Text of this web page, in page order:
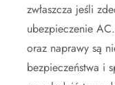
zwłaszcza jeśli
ubezpieczenie
oraz naprawy są
bezpieczeństwa i